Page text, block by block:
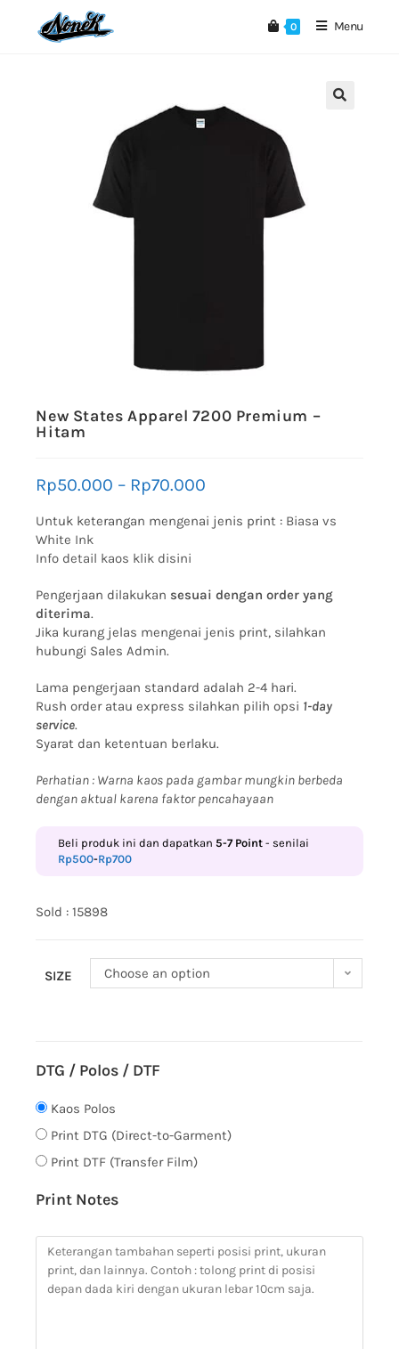
0 Menu
New States Apparel 7200 Premium –
Hitam
Rp50.000 – Rp70.000
Untuk keterangan mengenai jenis print : Biasa vs
White Ink
Info detail kaos klik disini
Pengerjaan dilakukan sesuai dengan order yang
diterima.
Jika kurang jelas mengenai jenis print, silahkan
hubungi Sales Admin.
Lama pengerjaan standard adalah 2-4 hari.
Rush order atau express silahkan pilih opsi 1-day
service.
Syarat dan ketentuan berlaku.
Perhatian : Warna kaos pada gambar mungkin berbeda
dengan aktual karena faktor pencahayaan
Beli produk ini dan dapatkan 5-7Point - senilai
Rp500-Rp700
Sold : 15898
SIZE Choose an option
DTG / Polos / DTF
Kaos Polos
Print DTG (Direct-to-Garment)
Print DTF (Transfer Film)
Print Notes